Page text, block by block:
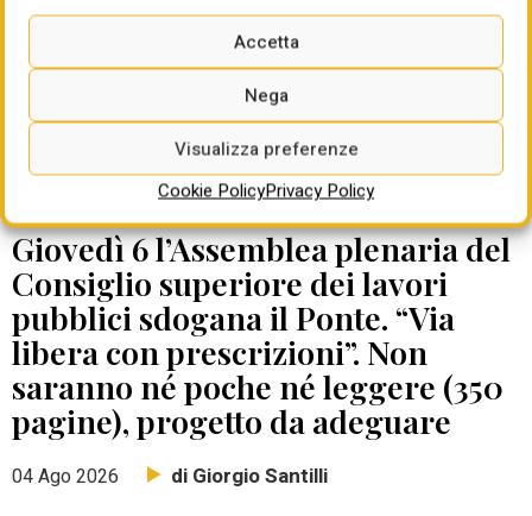
Accetta
Nega
Visualizza preferenze
Cookie PolicyPrivacy Policy
DATE DA RICORDARE
Giovedì 6 l’Assemblea plenaria del
Consiglio superiore dei lavori
pubblici sdogana il Ponte. “Via
libera con prescrizioni”. Non
saranno né poche né leggere (350
pagine), progetto da adeguare
04 Ago 2026 di Giorgio Santilli